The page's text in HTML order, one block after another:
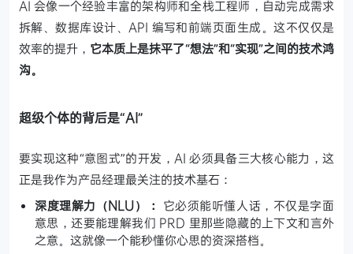
AI 会像一个经验丰富的架构师和全栈工程师，自动完成需求
拆解、数据库设计、API 编写和前端页面生成。这不仅仅是
效率的提升， 它本质上是抹平了“想法”和“实现”之间的技术鸿
沟。
超级个体的背后是“AI”
要实现这种“意图式”的开发，AI 必须具备三大核心能力，这
正是我作为产品经理最关注的技术基石：
深度理解力（NLU）： 它必须能听懂人话，不仅是字面
意思，还要能理解我们 PRD 里那些隐藏的上下文和言外
之意。这就像一个能秒懂你心思的资深搭档。